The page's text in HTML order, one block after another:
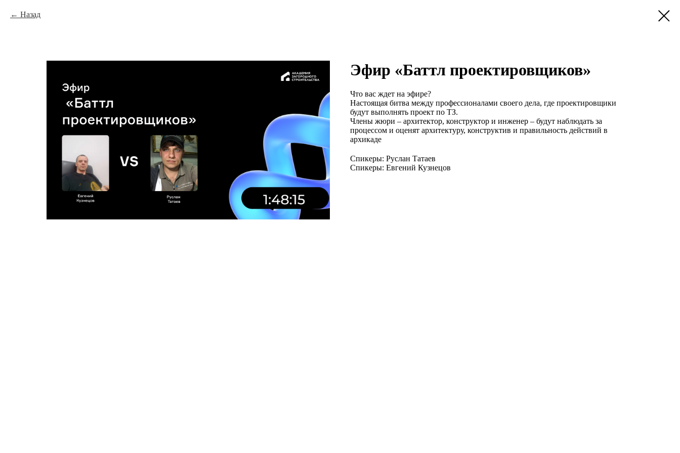
Назад
Эфир «Баттл проектировщиков»
Что вас ждет на эфире?
Настоящая битва между профессионалами своего дела, где проектировщики
будут выполнять проект по ТЗ.
Члены жюри – архитектор, конструктор и инженер – будут наблюдать за
процессом и оценят архитектуру, конструктив и правильность действий в
архикаде
Спикеры: Руслан Татаев
Спикеры: Евгений Кузнецов